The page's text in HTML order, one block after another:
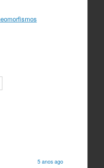
5 anos ago